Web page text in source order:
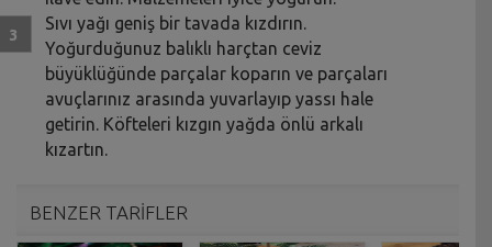
Sıvı yağı geniş bir tavada kızdırın.
Yoğurduğunuz balıklı harçtan ceviz
büyüklüğünde parçalar koparın ve parçaları
avuçlarınız arasında yuvarlayıp yassı hale
getirin. Köfteleri kızgın yağda önlü arkalı
kızartın.
BENZER TARİFLER